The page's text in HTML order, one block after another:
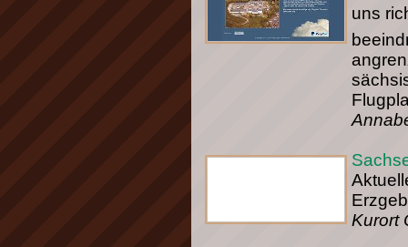
uns
Kurort